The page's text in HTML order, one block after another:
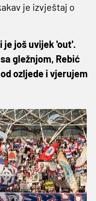
je izvještaj o
je još uvijek 'out'.
gležnjom, Rebić
ozljede i vjerujem